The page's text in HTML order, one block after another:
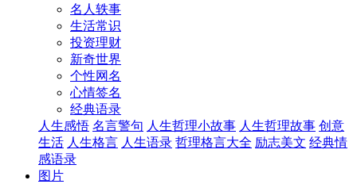
名人轶事
生活常识
投资理财
新奇世界
个性网名
心情签名
经典语录
人生感悟 名言警句 人生哲理小故事 人生哲理故事 创意
生活 人生格言 人生语录 哲理格言大全 励志美文 经典情
感语录
图片